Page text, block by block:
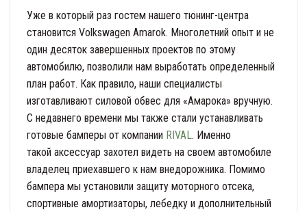
Уже в который раз гостем нашего тюнинг-центра
становится Volkswagen Amarok. Многолетний опыт и не
один десяток завершенных проектов по этому
автомобилю, позволили нам выработать определенный
план работ. Как правило, наши специалисты
изготавливают силовой обвес для «Амарока» вручную.
С недавнего времени мы также стали устанавливать
готовые бамперы от компании RIVAL. Именно
такой аксессуар захотел видеть на своем автомобиле
владелец приехавшего к нам внедорожника. Помимо
бампера мы установили защиту моторного отсека,
спортивные амортизаторы, лебедку и дополнительный